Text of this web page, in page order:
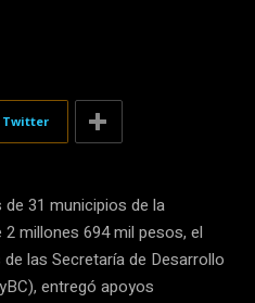
Twitter
31 municipios de la
millones 694 mil pesos, el
las Secretaría de Desarrollo
entregó apoyos